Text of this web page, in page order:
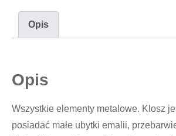
Opis
Opis
Wszystkie elementy metalowe. Klosz
posiadać małe ubytki emalii,